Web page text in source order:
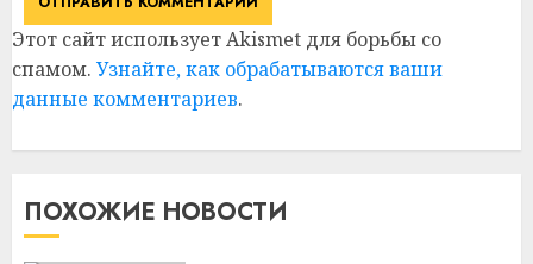
Этот сайт использует Akismet для борьбы со
спамом. Узнайте, как обрабатываются ваши
данные комментариев.
ПОХОЖИЕ НОВОСТИ